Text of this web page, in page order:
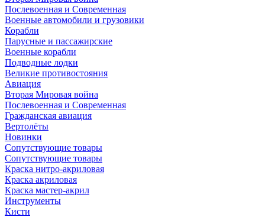
Послевоенная и Современная
Военные автомобили и грузовики
Корабли
Парусные и пассажирские
Военные корабли
Подводные лодки
Великие противостояния
Авиация
Вторая Мировая война
Послевоенная и Современная
Гражданская авиация
Вертолёты
Новинки
Сопутствующие товары
Сопутствующие товары
Краска нитро-акриловая
Краска акриловая
Краска мастер-акрил
Инструменты
Кисти